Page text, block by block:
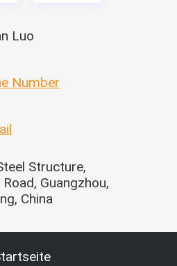
transportierbare Toilette
zur Verfügung und Video für Sie,
Anpassung, Löhne wird von den
Qualität der Produkte?
Luo
Number
Structure,
Guangzhou,
China